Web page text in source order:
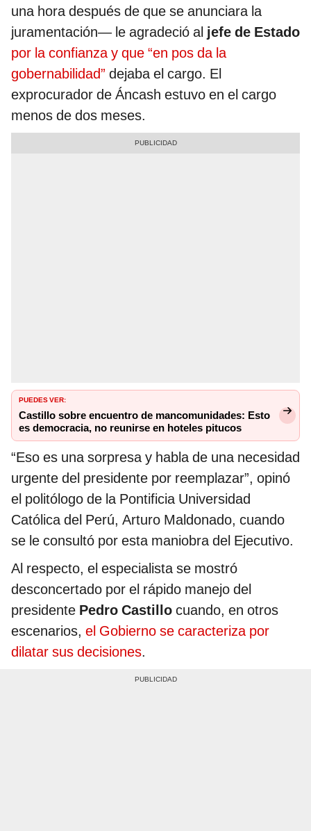
una hora después de que se anunciara la
juramentación— le agradeció al jefe de Estado
por la confianza y que “en pos da la
gobernabilidad” dejaba el cargo. El
exprocurador de Áncash estuvo en el cargo
menos de dos meses.
PUEDES VER:
Castillo sobre encuentro de mancomunidades: Esto
es democracia, no reunirse en hoteles pitucos
“Eso es una sorpresa y habla de una necesidad
urgente del presidente por reemplazar”, opinó
el politólogo de la Pontificia Universidad
Católica del Perú, Arturo Maldonado, cuando
se le consultó por esta maniobra del Ejecutivo.
Al respecto, el especialista se mostró
desconcertado por el rápido manejo del
presidente Pedro Castillo cuando, en otros
escenarios, el Gobierno se caracteriza por
dilatar sus decisiones.